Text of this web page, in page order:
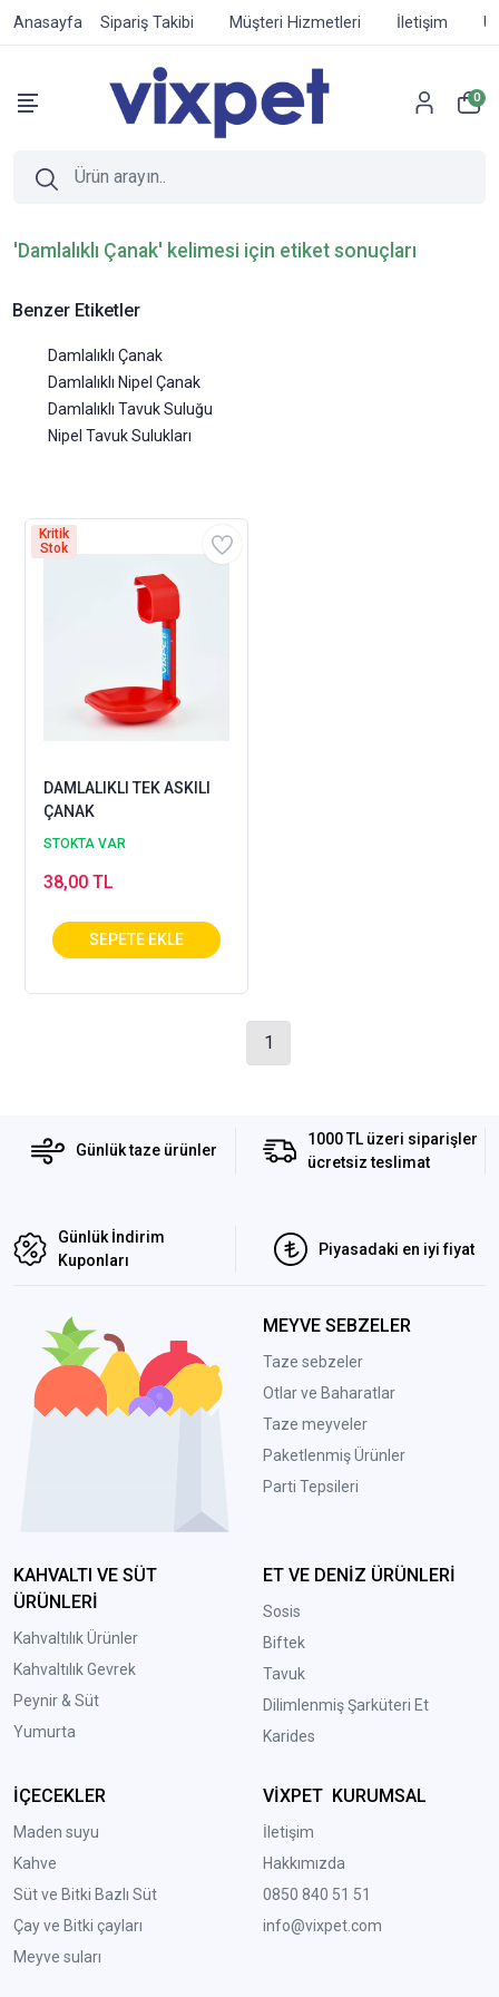
Anasayfa Sipariş Takibi Müşteri Hizmetleri İletişim
0
'Damlalıklı Çanak' kelimesi için etiket sonuçları
Benzer Etiketler
Damlalıklı Çanak
Damlalıklı Nipel Çanak
Damlalıklı Tavuk Suluğu
Nipel Tavuk Sulukları
DAMLALIKLI TEK ASKILI
ÇANAK
STOKTA VAR
38,00 TL
Kritik
Stok
1
Günlük taze ürünler
1000 TL üzeri siparişler
ücretsiz teslimat
Günlük İndirim
Kuponları
Piyasadaki en iyi fiyat
MEYVE SEBZELER
Taze sebzeler
Otlar ve Baharatlar
Taze meyveler
Paketlenmiş Ürünler
Parti Tepsileri
KAHVALTI VE SÜT
ÜRÜNLERİ
Kahvaltılık Ürünler
Kahvaltılık Gevrek
Peynir & Süt
Yumurta
ET VE DENİZ ÜRÜNLERİ
Sosis
Biftek
Tavuk
Dilimlenmiş Şarküteri Et
Karides
İÇECEKLER
Maden suyu
Kahve
Süt ve Bitki Bazlı Süt
Çay ve Bitki çayları
Meyve suları
VİXPET KURUMSAL
İletişim
Hakkımızda
0850 840 51 51
info@vixpet.com